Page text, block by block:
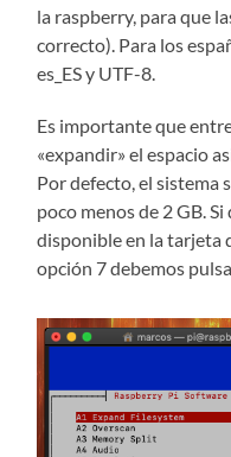
la raspberry, para que
correcto). Para los
es_ES y UTF-8.
Es importante que
«expandir» el espacio
Por defecto, el sistema
poco menos de 2 GB.
disponible en la tarjeta
opción 7 debemos